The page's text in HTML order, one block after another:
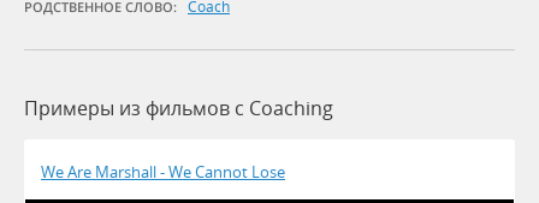
РОДСТВЕННОЕ СЛОВО: Coach
Примеры из фильмов c Coaching
We Are Marshall - We Cannot Lose